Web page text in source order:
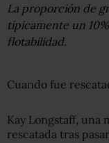
La proporción de
típicamente un
flotabilidad.
Cuando fue
Kay Longstaff, una
rescatada tras